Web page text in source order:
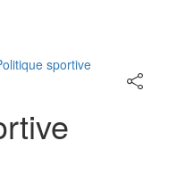
sportive
Partager
sur